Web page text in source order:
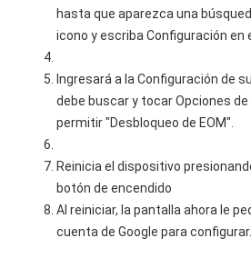
hasta que aparezca una
icono y escriba Configuración en
Ingresará a la Configuración de
debe buscar y tocar Opciones
permitir "Desbloqueo de EOM".
Reinicia el dispositivo
botón de encendido
Al reiniciar, la pantalla ahora le
cuenta de Google para configurar.